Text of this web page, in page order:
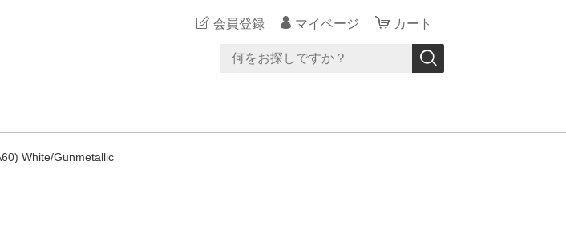
会員登録 マイページ カート
White/Gunmetallic